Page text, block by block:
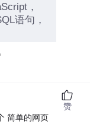
，
语句，
简单的网页
赞